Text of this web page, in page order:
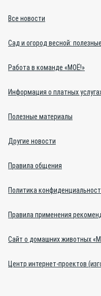
Все новости
Сад и огород весной:
Работа в команде «МОЁ!»
Информация о платных
Полезные материалы
Другие новости
Правила общения
Политика
Правила применения
Сайт о домашних животных
Центр интернет-проектов